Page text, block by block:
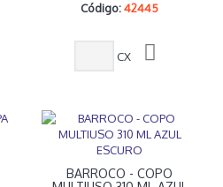
Código:42445
CX
BARROCO - COPO